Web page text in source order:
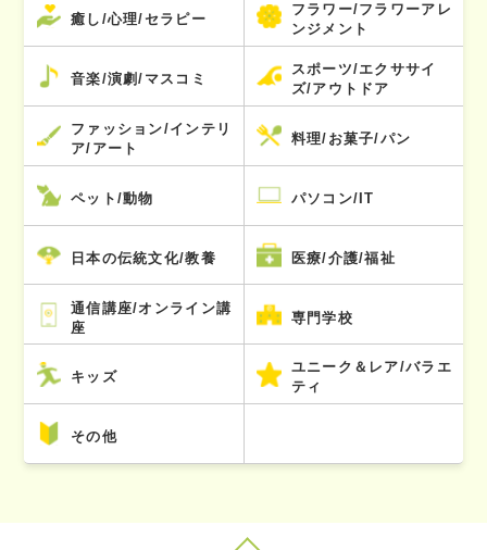
癒し/心理/セラピー
フラワー/フラワーアレ
ンジメント
音楽/演劇/マスコミ
スポーツ/エクササイ
ズ/アウトドア
ファッション/インテリ
ア/アート
料理/お菓子/パン
ペット/動物 パソコン/IT
日本の伝統文化/教養 医療/介護/福祉
通信講座/オンライン講
座
専門学校
キッズ
ユニーク＆レア/バラエ
ティ
その他